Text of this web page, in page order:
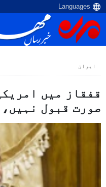
ایران
قفقاز میں
صورت قبول